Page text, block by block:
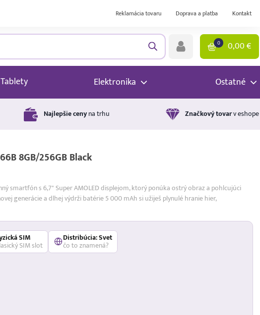
Reklamácia tovaru Doprava a platba Kontakt
0 0,00€
Tablety Elektronika Ostatné
Najlepšie cenyna trhu Značkový tovarv eshope
8GB/256GB Black
smartfón s 6,7" Super AMOLED displejom, ktorý ponúka ostrý obraz a pohlcujúci
generácie a dlhej výdrži batérie 5 000 mAh si užiješ plynulé hranie hier,
SIM
SIM slot
Distribúcia: Svet
čo to znamená?